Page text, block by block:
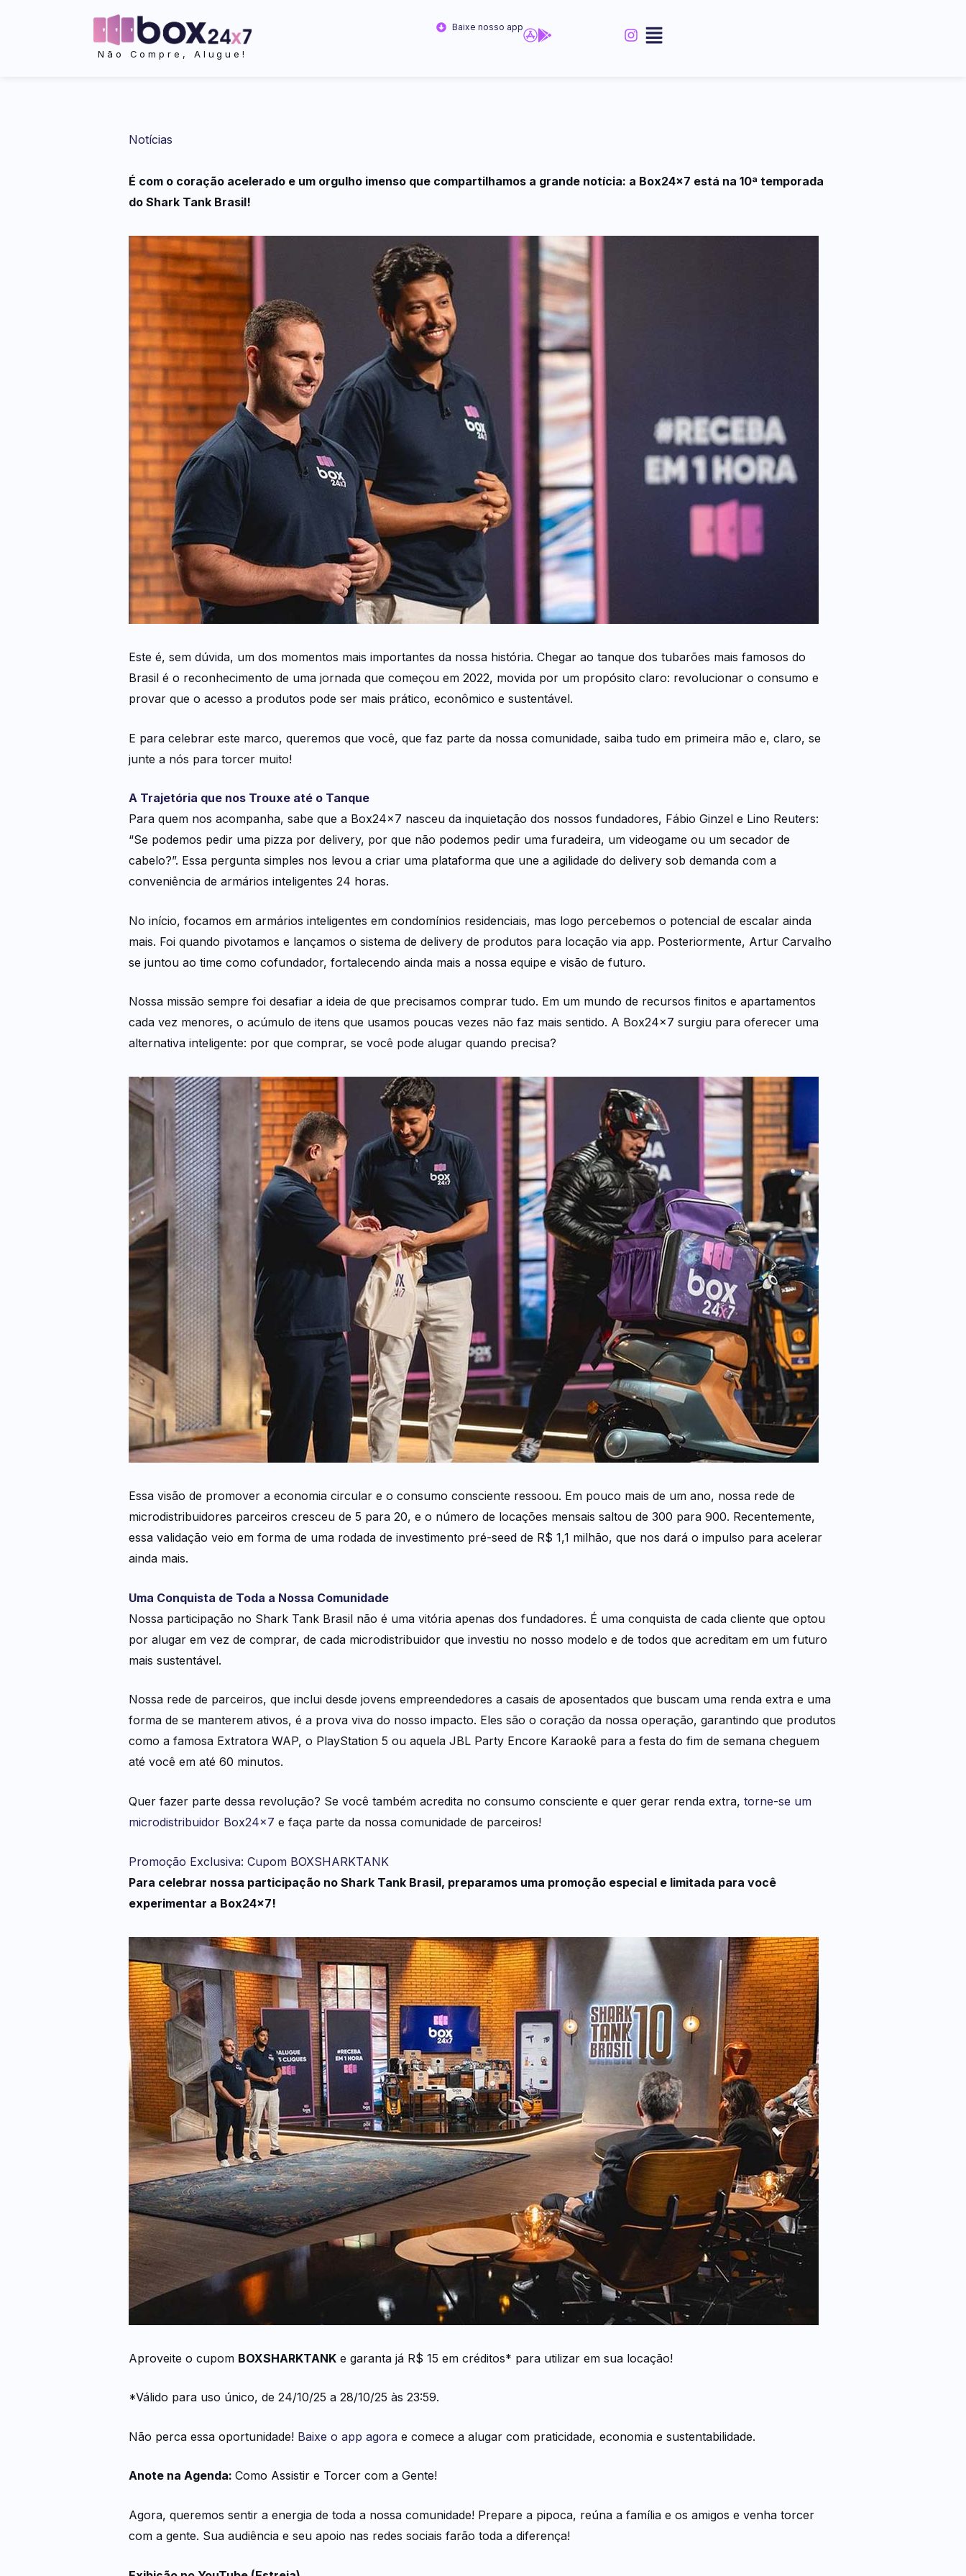
Não Compre, Alugue!
Baixe nosso app
Notícias
É com o coração acelerado e um orgulho imenso que compartilhamos a grande notícia: a Box24x7 está na 10ª temporada
do Shark Tank Brasil!
Este é, sem dúvida, um dos momentos mais importantes da nossa história. Chegar ao tanque dos tubarões mais famosos do
Brasil é o reconhecimento de uma jornada que começou em 2022, movida por um propósito claro: revolucionar o consumo e
provar que o acesso a produtos pode ser mais prático, econômico e sustentável.
E para celebrar este marco, queremos que você, que faz parte da nossa comunidade, saiba tudo em primeira mão e, claro, se
junte a nós para torcer muito!
A Trajetória que nos Trouxe até o Tanque
Para quem nos acompanha, sabe que a Box24x7 nasceu da inquietação dos nossos fundadores, Fábio Ginzel e Lino Reuters:
“Se podemos pedir uma pizza por delivery, por que não podemos pedir uma furadeira, um videogame ou um secador de
cabelo?”. Essa pergunta simples nos levou a criar uma plataforma que une a agilidade do delivery sob demanda com a
conveniência de armários inteligentes 24 horas.
No início, focamos em armários inteligentes em condomínios residenciais, mas logo percebemos o potencial de escalar ainda
mais. Foi quando pivotamos e lançamos o sistema de delivery de produtos para locação via app. Posteriormente, Artur Carvalho
se juntou ao time como cofundador, fortalecendo ainda mais a nossa equipe e visão de futuro.
Nossa missão sempre foi desafiar a ideia de que precisamos comprar tudo. Em um mundo de recursos finitos e apartamentos
cada vez menores, o acúmulo de itens que usamos poucas vezes não faz mais sentido. A Box24x7 surgiu para oferecer uma
alternativa inteligente: por que comprar, se você pode alugar quando precisa?
Essa visão de promover a economia circular e o consumo consciente ressoou. Em pouco mais de um ano, nossa rede de
microdistribuidores parceiros cresceu de 5 para 20, e o número de locações mensais saltou de 300 para 900. Recentemente,
essa validação veio em forma de uma rodada de investimento pré-seed de R$ 1,1 milhão, que nos dará o impulso para acelerar
ainda mais.
Uma Conquista de Toda a Nossa Comunidade
Nossa participação no Shark Tank Brasil não é uma vitória apenas dos fundadores. É uma conquista de cada cliente que optou
por alugar em vez de comprar, de cada microdistribuidor que investiu no nosso modelo e de todos que acreditam em um futuro
mais sustentável.
Nossa rede de parceiros, que inclui desde jovens empreendedores a casais de aposentados que buscam uma renda extra e uma
forma de se manterem ativos, é a prova viva do nosso impacto. Eles são o coração da nossa operação, garantindo que produtos
como a famosa Extratora WAP, o PlayStation 5 ou aquela JBL Party Encore Karaokê para a festa do fim de semana cheguem
até você em até 60 minutos.
Quer fazer parte dessa revolução? Se você também acredita no consumo consciente e quer gerar renda extra, torne-se um
microdistribuidor Box24x7 e faça parte da nossa comunidade de parceiros!
Promoção Exclusiva: Cupom BOXSHARKTANK
Para celebrar nossa participação no Shark Tank Brasil, preparamos uma promoção especial e limitada para você
experimentar a Box24x7!
Aproveite o cupom BOXSHARKTANKe garanta já R$ 15 em créditos* para utilizar em sua locação!
*Válido para uso único, de 24/10/25 a 28/10/25 às 23:59.
Não perca essa oportunidade! Baixe o app agorae comece a alugar com praticidade, economia e sustentabilidade.
Anote na Agenda: Como Assistir e Torcer com a Gente!
Agora, queremos sentir a energia de toda a nossa comunidade! Prepare a pipoca, reúna a família e os amigos e venha torcer
com a gente. Sua audiência e seu apoio nas redes sociais farão toda a diferença!